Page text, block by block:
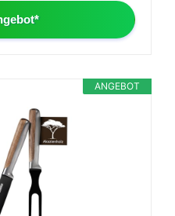
ANGEBOT